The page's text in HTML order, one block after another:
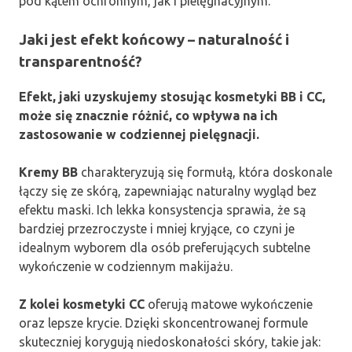
Jaki jest efekt końcowy – naturalność i
transparentność?
Efekt, jaki uzyskujemy stosując kosmetyki BB i CC,
może się znacznie różnić, co wpływa na ich
zastosowanie w codziennej pielęgnacji.
Kremy BB charakteryzują się formułą, która doskonale
łączy się ze skórą, zapewniając naturalny wygląd bez
efektu maski. Ich lekka konsystencja sprawia, że są
bardziej przezroczyste i mniej kryjące, co czyni je
idealnym wyborem dla osób preferujących subtelne
wykończenie w codziennym makijażu.
Z kolei kosmetyki CC oferują matowe wykończenie
oraz lepsze krycie. Dzięki skoncentrowanej formule
skuteczniej korygują niedoskonałości skóry, takie jak: